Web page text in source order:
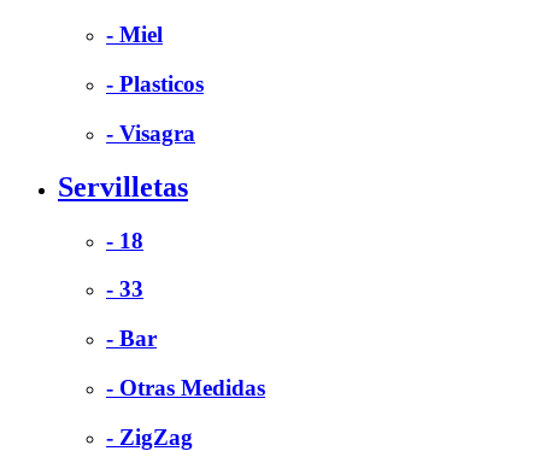
- Miel
- Plasticos
- Visagra
Servilletas
- 18
- 33
- Bar
- Otras Medidas
- ZigZag